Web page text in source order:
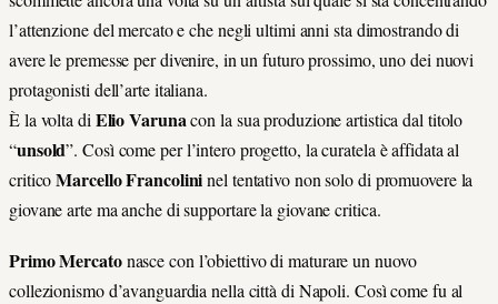
l’attenzione del mercato e che negli ultimi anni sta dimostrando di
avere le premesse per divenire, in un futuro prossimo, uno dei nuovi
protagonisti dell’arte italiana.
È la volta di Elio Varunacon la sua produzione artistica dal titolo
“unsold”. Così come per l’intero progetto, la curatela è affidata al
criticoMarcello Francolininel tentativo non solo di promuovere la
giovane arte ma anche di supportare la giovane critica.
Primo Mercatonasce con l’obiettivo di maturare un nuovo
collezionismo d’avanguardia nella città di Napoli. Così come fu al